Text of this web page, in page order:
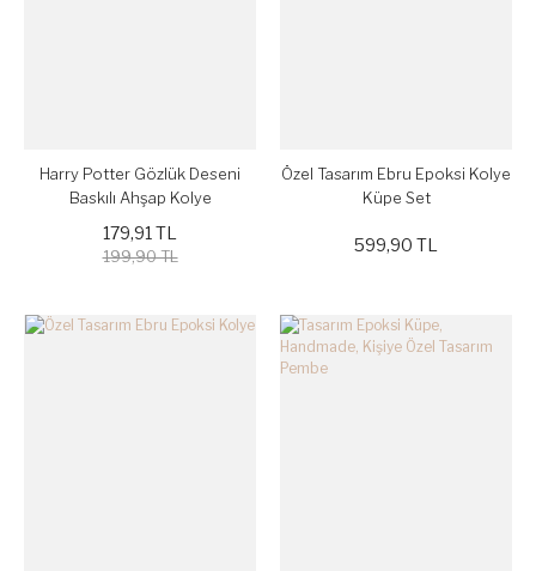
Harry Potter Gözlük Deseni
Baskılı Ahşap Kolye
179,91 TL
199,90 TL
Özel Tasarım Ebru Epoksi Kolye
Küpe Set
599,90 TL